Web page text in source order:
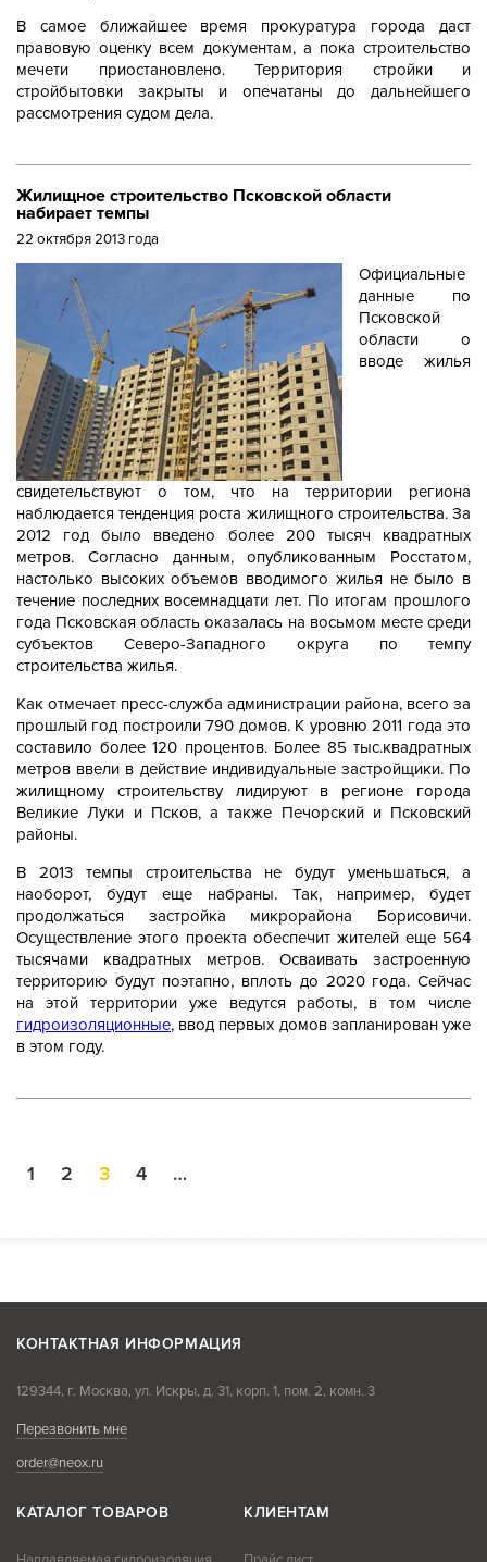
В самое ближайшее время прокуратура города даст
правовую оценку всем документам, а пока строительство
мечети приостановлено. Территория стройки и
стройбытовки закрыты и опечатаны до дальнейшего
рассмотрения судом дела.
Жилищное строительство Псковской области
набирает темпы
22 октября 2013 года
Официальные
данные по
Псковской
области о
вводе жилья
свидетельствуют о том, что на территории региона
наблюдается тенденция роста жилищного строительства. За
2012 год было введено более 200 тысяч квадратных
метров. Согласно данным, опубликованным Росстатом,
настолько высоких объемов вводимого жилья не было в
течение последних восемнадцати лет. По итогам прошлого
года Псковская область оказалась на восьмом месте среди
субъектов Северо-Западного округа по темпу
строительства жилья.
Как отмечает пресс-служба администрации района, всего за
прошлый год построили 790 домов. К уровню 2011 года это
составило более 120 процентов. Более 85 тыс.квадратных
метров ввели в действие индивидуальные застройщики. По
жилищному строительству лидируют в регионе города
Великие Луки и Псков, а также Печорский и Псковский
районы.
В 2013 темпы строительства не будут уменьшаться, а
наоборот, будут еще набраны. Так, например, будет
продолжаться застройка микрорайона Борисовичи.
Осуществление этого проекта обеспечит жителей еще 564
тысячами квадратных метров. Осваивать застроенную
территорию будут поэтапно, вплоть до 2020 года. Сейчас
на этой территории уже ведутся работы, в том числе
гидроизоляционные, ввод первых домов запланирован уже
в этом году.
1 2 3 4 …
КОНТАКТНАЯ ИНФОРМАЦИЯ
129344, г. Москва, ул. Искры, д. 31, корп. 1, пом. 2, комн. 3
Перезвонить мне
order@neox.ru
КАТАЛОГ ТОВАРОВ КЛИЕНТАМ